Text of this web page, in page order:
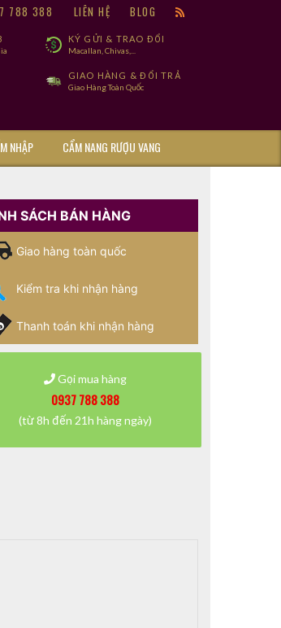
788 388 LIÊN HỆ BLOG
KÝ GỬI & TRAO ĐỔI
Macallan, Chivas,...
GIAO HÀNG & ĐỔI TRẢ
Giao Hàng Toàn Quốc
NHẬP CẨM NANG RƯỢU VANG
SÁCH BÁN HÀNG
Giao hàng toàn quốc
Kiểm tra khi nhận hàng
Thanh toán khi nhận hàng
Gọi mua hàng
0937 788 388
(từ 8h đến 21h hàng ngày)